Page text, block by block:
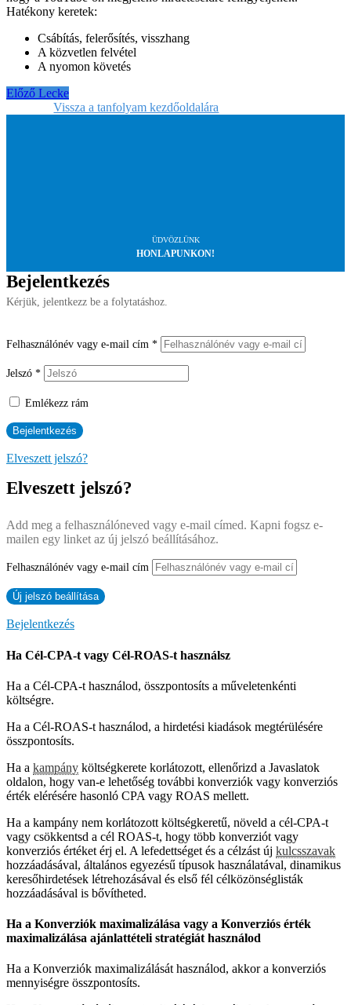
Hatékony keretek:
Csábítás, felerősítés, visszhang
A közvetlen felvétel
A nyomon követés
Előző Lecke
Vissza a tanfolyam kezdőoldalára
ÜDVÖZLÜNK
HONLAPUNKON!
Bejelentkezés
Kérjük, jelentkezz be a folytatáshoz.
Felhasználónév vagy e-mail cím *
Jelszó *
Emlékezz rám
Elveszett jelszó?
Elveszett jelszó?
Add meg a felhasználóneved vagy e-mail címed. Kapni fogsz e-
mailen egy linket az új jelszó beállításához.
Felhasználónév vagy e-mail cím
Bejelentkezés
Ha Cél-CPA-t vagy Cél-ROAS-t használsz
Ha a Cél-CPA-t használod, összpontosíts a műveletenkénti
költségre.
Ha a Cél-ROAS-t használod, a hirdetési kiadások megtérülésére
összpontosíts.
Ha a kampány költségkerete korlátozott, ellenőrizd a Javaslatok
oldalon, hogy van-e lehetőség további konverziók vagy konverziós
érték elérésére hasonló CPA vagy ROAS mellett.
Ha a kampány nem korlátozott költségkeretű, növeld a cél-CPA-t
vagy csökkentsd a cél ROAS-t, hogy több konverziót vagy
konverziós értéket érj el. A lefedettséget és a célzást új kulcsszavak
hozzáadásával, általános egyezésű típusok használatával, dinamikus
keresőhirdetések létrehozásával és első fél célközönséglisták
hozzáadásával is bővítheted.
Ha a Konverziók maximalizálása vagy a Konverziós érték
maximalizálása ajánlattételi stratégiát használod
Ha a Konverziók maximalizálását használod, akkor a konverziós
mennyiségre összpontosíts.